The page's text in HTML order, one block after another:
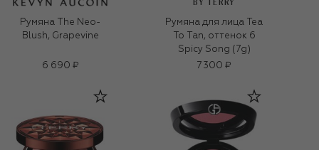
Румяна The Neo-
Blush, Grapevine
6 690 ₽
BY TERRY
Румяна для лица Tea
To Tan, оттенок 6
Spicy Song (7g)
7 300 ₽